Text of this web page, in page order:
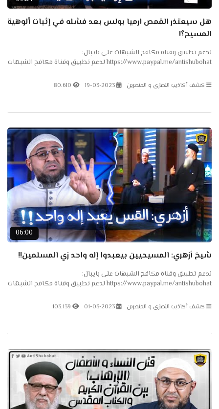
هل سيعتذر القمص ارميا بولس بعد فشله في إثبات ألوهية
المسيح؟!
لدعم تطبيق وقناة مكافح الشبهات على بايبال:
https://www.paypal.me/antishubohat لدعم تطبيق وقناة مكافح الشبهات
فودافون...
كشف أكاذيب النصارى و المنصرين 19-03-2023
80.610
06:00
شيخ أزهري: المسيحيين بيعبدوا إله واحد زي المسلمين!!
لدعم تطبيق وقناة مكافح الشبهات على بايبال:
https://www.paypal.me/antishubohat لدعم تطبيق وقناة مكافح الشبهات
فودافون...
كشف أكاذيب النصارى و المنصرين 01-03-2023
103.139